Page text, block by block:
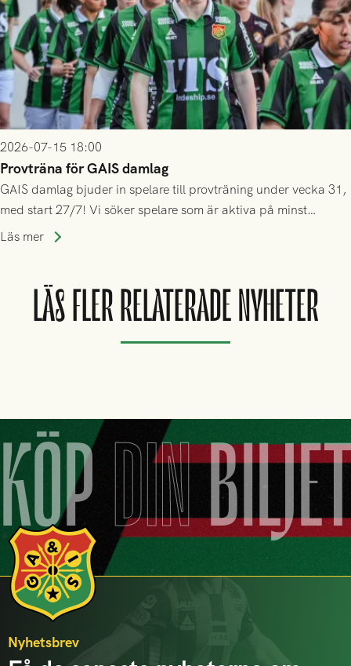
2026-07-15 18:00
Provträna för GAIS damlag
GAIS damlag bjuder in spelare till provträning under vecka 31,
med start 27/7! Vi söker spelare som är aktiva på minst
division 3-nivå.
Läs mer
LÄS FLER RELATERADE NYHETER
KÖPDIN
Nyhetsbrev